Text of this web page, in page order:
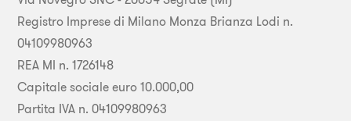
Registro Imprese di Milano Monza Brianza Lodi n.
04109980963
REA MI n. 1726148
Capitale sociale euro 10.000,00
Partita IVA n. 04109980963